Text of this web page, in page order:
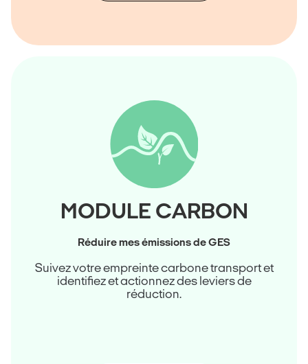
MODULE CARBON
Réduire mes émissions de GES
Suivez votre empreinte carbone transport et
identifiez et actionnez des leviers de
réduction.